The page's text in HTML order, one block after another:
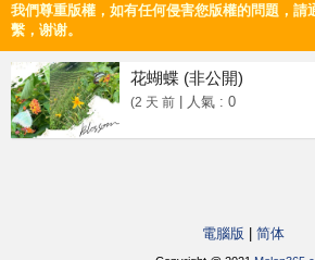
我們尊重版權，如有任何侵害您版權的問題，
繫，谢谢。
花蝴蝶 (非公開)
(2 天 前 | 人氣 : 0
電腦版 | 简体
編輯
電腦版
简体